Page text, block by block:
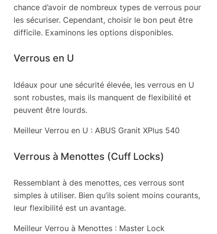
chance d’avoir de nombreux types de verrous pour
les sécuriser. Cependant, choisir le bon peut être
difficile. Examinons les options disponibles.
Verrous en U
Idéaux pour une sécurité élevée, les verrous en U
sont robustes, mais ils manquent de flexibilité et
peuvent être lourds.
Meilleur Verrou en U : ABUS Granit XPlus 540
Verrous à Menottes (Cuff Locks)
Ressemblant à des menottes, ces verrous sont
simples à utiliser. Bien qu’ils soient moins courants,
leur flexibilité est un avantage.
Meilleur Verrou à Menottes : Master Lock